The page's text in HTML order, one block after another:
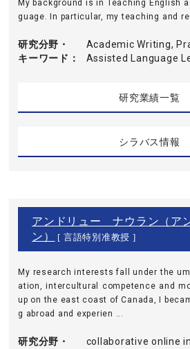
My background is in Teaching English
guage. In particular, my teaching and
研究分野・
キーワード
Academic Writing,
Assisted Language
研究業績一覧
シラバス情報
アンドリュー ナウラン（ア
ン）
[ 言語特別准教授 ]
My research interests fall under the
ation, intercultural competence and
up on the east coast of Canada, I
g abroad and experien ...
研究分野・
collaborative online